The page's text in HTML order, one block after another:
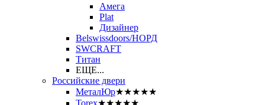
Амега
Plat
Дизайнер
Belswissdoors/НОРД
SWCRAFT
Титан
ЕЩЕ...
Российские двери
МеталЮр★★★★★
Torex★★★★★